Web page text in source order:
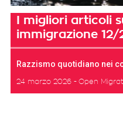
I migliori articoli
immigrazione 12/
Razzismo quotidiano nei
24 marzo 2026 Open